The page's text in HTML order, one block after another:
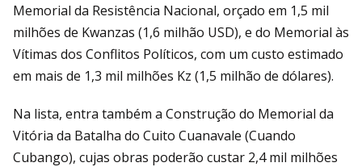
Memorial da Resistência Nacional, orçado em 1,5 mil
milhões de Kwanzas (1,6 milhão USD), e do Memorial às
Vítimas dos Conflitos Políticos, com um custo estimado
em mais de 1,3 mil milhões Kz (1,5 milhão de dólares).
Na lista, entra também a Construção do Memorial da
Vitória da Batalha do Cuito Cuanavale (Cuando
Cubango), cujas obras poderão custar 2,4 mil milhões